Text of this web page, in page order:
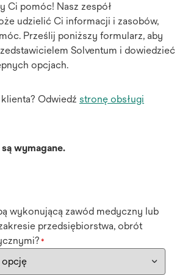
Ci pomóc! Nasz zespół
udzielić Ci informacji i zasobów,
Prześlij poniższy formularz, aby
Solventum i dowiedzieć
opcjach.
Odwiedź stronę obsługi
są wymagane.
wykonującą zawód medyczny lub
przedsiębiorstwa, obrót
*